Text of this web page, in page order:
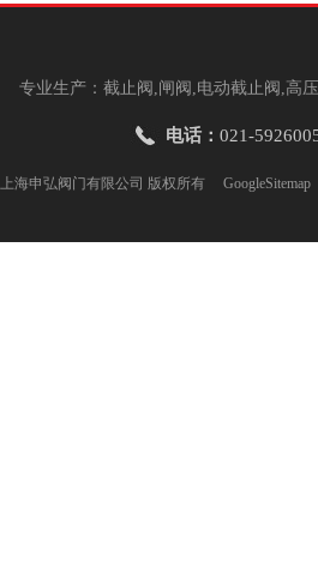
专业生产：截止阀,闸阀,电动截止阀,高
电话： 021-
上海申弘阀门有限公司 版权所有 GoogleSitemap